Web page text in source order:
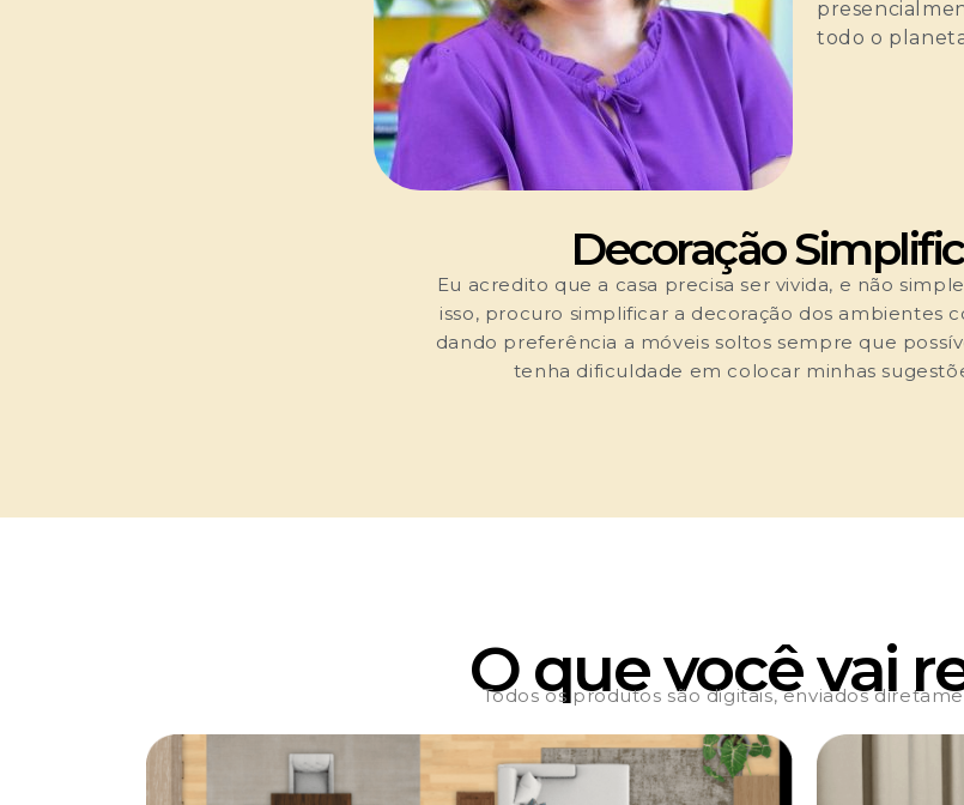
todo o
Decoração
Eu acredito que a casa precisa ser vivida, e não
isso, procuro simplificar a decoração dos ambientes
dando preferência a móveis soltos sempre que
tenha dificuldade em colocar minhas
O que você vai
Todos os produtos são digitais, enviados